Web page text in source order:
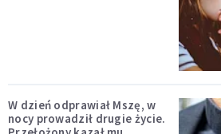
W dzień odprawiał Mszę, w
nocy prowadził drugie życie.